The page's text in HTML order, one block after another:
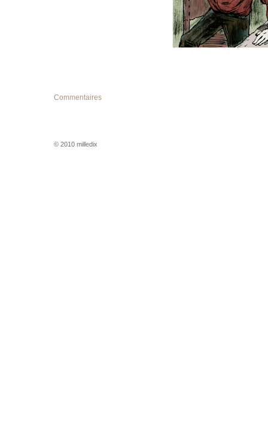
Commentaires
© 2010 milledix